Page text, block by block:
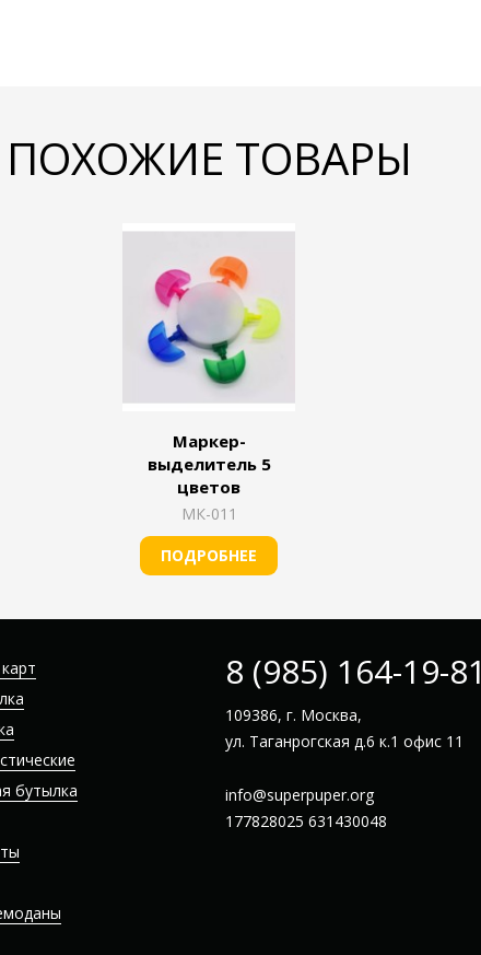
ПОХОЖИЕ ТОВАРЫ
Маркер-
выделитель 5
цветов
МК-011
ПОДРОБНЕЕ
бутылка
8 (985) 164-19-81
109386, г. Москва,
ул. Таганрогская д.6 к.1 офис 11
info@superpuper.org
177828025 631430048